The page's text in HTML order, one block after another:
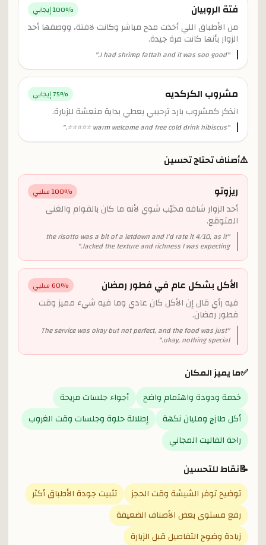
فتة الروبيان 100% إيجابي
من الأطباق اللي أخذت مدح مباشر وكانت لافتة، ووصفها أحد
الزوار بأنها كانت مرة جيدة.
"
I had shrimp fattah and it was soo good.
"
مشروب الكركديه 75% إيجابي
انذكر كمشروب بارد ترحيبي يعطي بداية منعشة للزيارة.
"
warm welcome and free cold drink hibiscus ⭐⭐⭐⭐⭐.
"
⚠️أصناف تحتاج تحسين
ريزوتو 100% سلبي
أحد الزوار شافه مخيّب شوي لأنه ما كان بالقوام والغنى
المتوقع.
"
the risotto was a bit of a letdown and I'd rate it 4/10, as it
lacked the texture and richness I was expecting.
"
الأكل بشكل عام في فطور رمضان 60% سلبي
فيه رأي قال إن الأكل كان عادي وما فيه شيء مميز وقت
فطور رمضان.
"
The service was okay but not perfect, and the food was just
okay, nothing special.
"
✅ما يميز المكان
خدمة ودودة واهتمام واضح
أجواء جلسات مريحة
أكل طازج ومليان نكهة
إطلالة حلوة وجلسات وقت الغروب
راحة الفاليت المجاني
📝نقاط للتحسين
توضيح توفر الشيشة وقت الحجز
تثبيت جودة الأطباق أكثر
رفع مستوى بعض الأصناف الضعيفة
زيادة وضوح التفاصيل قبل الزيارة